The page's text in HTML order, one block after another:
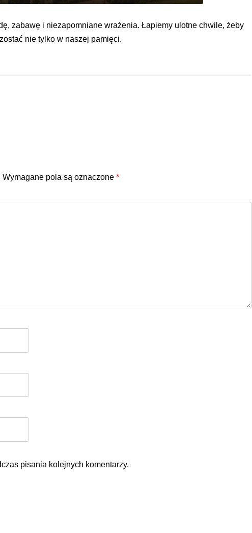
zabawę i niezapomniane wrażenia. Łapiemy ulotne chwile, żeby
nie tylko w naszej pamięci.
Wymagane pola są oznaczone *
pisania kolejnych komentarzy.